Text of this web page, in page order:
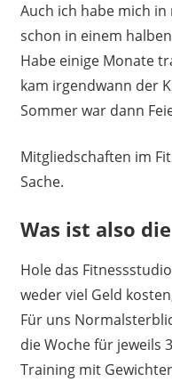
Auch ich habe mich
schon in einem
Habe einige Monate
kam irgendwann der
Sommer war dann
Mitgliedschaften im
Sache.
Was ist also
Hole das
weder viel Geld
Für uns
die Woche für jeweils
Training mit